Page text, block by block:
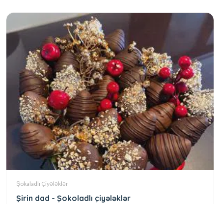
Şokaladlı Çiyələklər
Şirin dad - Şokoladlı çiyələklər